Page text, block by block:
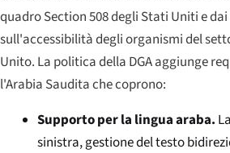
quadro Section 508 degli Stati Uniti e
sull'accessibilità degli organismi del
Unito. La politica della DGA aggiunge
l'Arabia Saudita che coprono:
Supporto per la lingua araba.
sinistra, gestione del testo